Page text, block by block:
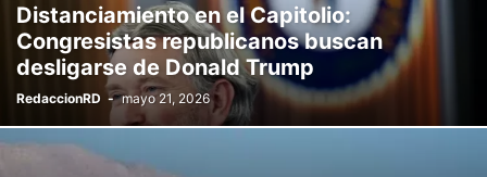
Distanciamiento en el Capitolio:
Congresistas republicanos buscan
desligarse de Donald Trump
RedaccionRD - mayo 21, 2026